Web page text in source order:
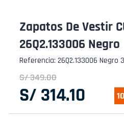
Zapatos De Vestir
26Q2.133006 Negro
Referencia: 26Q2.133006 Negro
S/349.00
S/ 314.10